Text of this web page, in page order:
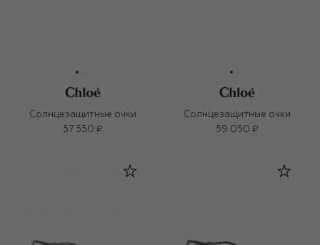
Солнцезащитные очки
57 550 ₽
Солнцезащитные очки
59 050 ₽